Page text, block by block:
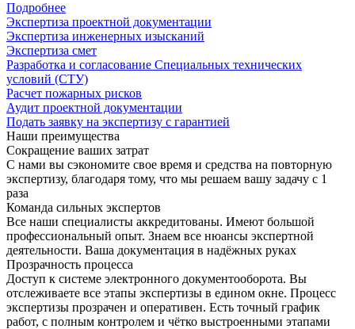
Подробнее
Экспертиза проектной документации
Экспертиза инженерных изысканий
Экспертиза смет
Разработка и согласование Специальных технических
условий (СТУ)
Расчет пожарных рисков
Аудит проектной документации
Подать заявку на экспертизу с гарантией
Наши преимущества
Сокращение ваших затрат
С нами вы сэкономите свое время и средства на повторную
экспертизу, благодаря тому, что мы решаем вашу задачу с 1
раза
Команда сильных экспертов
Все наши специалисты аккредитованы. Имеют большой
профессиональный опыт. Знаем все нюансы экспертной
деятельности. Ваша документация в надёжных руках
Прозрачность процесса
Доступ к системе электронного документооборота. Вы
отслеживаете все этапы экспертизы в едином окне. Процесс
экспертизы прозрачен и оперативен. Есть точный график
работ, с полным контролем и чётко выстроенными этапами